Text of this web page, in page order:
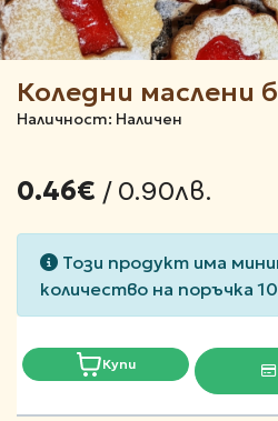
Коледни маслени
Наличност: Наличен
0.46€ / 0.90лв.
Този продукт има
количество на поръчка 10
Купи